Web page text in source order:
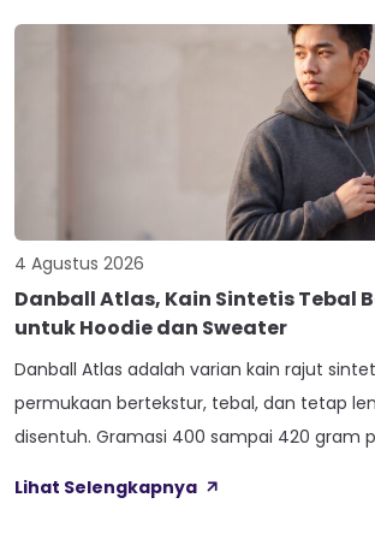
4 Agustus 2026
Danball Atlas, Kain Sintetis Tebal
untuk Hoodie dan Sweater
Danball Atlas adalah varian kain rajut
permukaan bertekstur, tebal, dan tetap
disentuh. Gramasi 400 sampai 420 gram
Anti Bacterial, dan Anti Kusut, membuat
Lihat Selengkapnya